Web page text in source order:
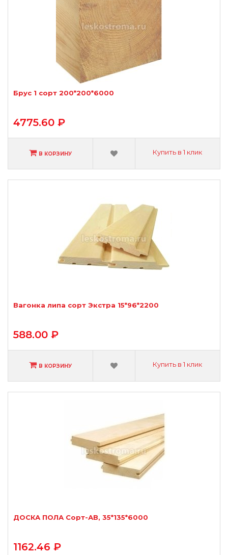
Брус 1 сорт 200*200*6000
4775.60 ₽
В КОРЗИНУ Купить в 1 клик
Вагонка липа сорт Экстра 15*96*2200
588.00 ₽
В КОРЗИНУ Купить в 1 клик
ДОСКА ПОЛА Сорт-АВ, 35*135*6000
1162.46 ₽